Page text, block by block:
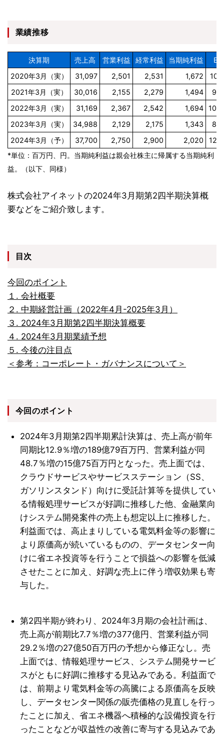
業績推移
決算期 売上高 営業利益 経常利益 当期純利益
2020年3月（実）
31,097 2,501 2,531 1,672
2021年3月（実）
30,016 2,155 2,279 1,494
2022年3月（実）
31,169 2,367 2,542 1,694
2023年3月（実）
34,988 2,129 2,175 1,343
2024年3月（予）
37,700 2,750 2,900 2,020
*単位：百万円、円。当期純利益は親会社株主に帰属する当期純利
益。（以下、同様）
株式会社アイネットの2024年3月期第2四半期決算概
要などをご紹介致します。
目次
今回のポイント
１. 会社概要
２. 中期経営計画（2022年4月-2025年3月）
３. 2024年3月期第2四半期決算概要
４. 2024年3月期業績予想
５. 今後の注目点
＜参考：コーポレート・ガバナンスについて＞
今回のポイント
2024年3月期第2四半期累計決算は、売上高が前年
同期比12.9％増の189億79百万円、営業利益が同
48.7％増の15億75百万円となった。売上面では、
クラウドサービスやサービスステーション（SS、
ガソリンスタンド）向けに受託計算等を提供してい
る情報処理サービスが好調に推移した他、金融業向
けシステム開発案件の売上も想定以上に推移した。
利益面では、高止まりしている電気料金等の影響に
より原価高が続いているものの、データセンター向
けに省エネ投資等を行うことで損益への影響を低減
させたことに加え、好調な売上に伴う増収効果も寄
与した。
第2四半期が終わり、2024年3月期の会社計画は、
売上高が前期比7.7％増の377億円、営業利益が同
29.2％増の27億50百万円の予想から修正なし。売
上面では、情報処理サービス、システム開発サービ
スがともに好調に推移する見込みである。利益面で
は、前期より電気料金等の高騰による原価高を反映
し、データセンター関係の販売価格の見直しを行っ
たことに加え、省エネ機器へ積極的な設備投資を行
ったことなどが収益性の改善に寄与する見込みであ